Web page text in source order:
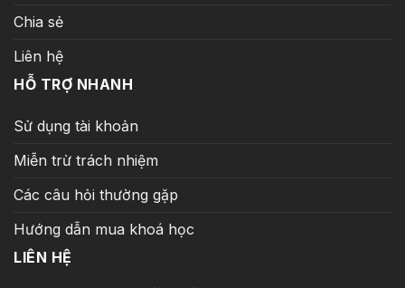
Chia sẻ
Liên hệ
HỖ TRỢ NHANH
Sử dụng tài khoản
Miễn trừ trách nhiệm
Các câu hỏi thường gặp
Hướng dẫn mua khoá học
LIÊN HỆ